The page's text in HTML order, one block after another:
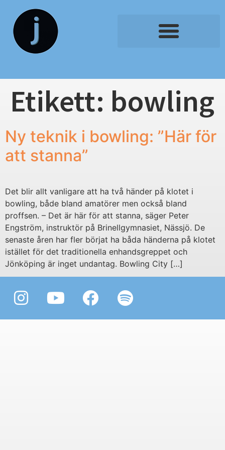
Etikett: bowling
Ny teknik i bowling: ”Här för
att stanna”
Det blir allt vanligare att ha två händer på klotet i
bowling, både bland amatörer men också bland
proffsen. – Det är här för att stanna, säger Peter
Engström, instruktör på Brinellgymnasiet, Nässjö. De
senaste åren har fler börjat ha båda händerna på klotet
istället för det traditionella enhandsgreppet och
Jönköping är inget undantag. Bowling City […]